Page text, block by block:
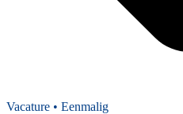
Vacature • Eenmalig